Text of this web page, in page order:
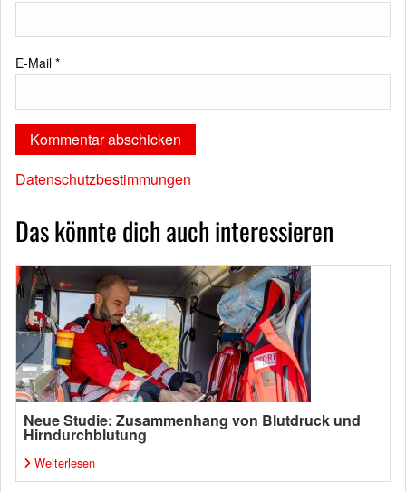
E-Mail *
Datenschutzbestimmungen
Das könnte dich auch interessieren
Neue Studie: Zusammenhang von Blutdruck und
Hirndurchblutung
Weiterlesen